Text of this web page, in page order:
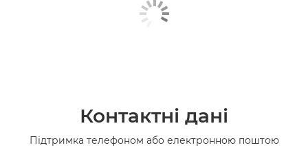
Контактні дані
Підтримка телефоном або електронною поштою